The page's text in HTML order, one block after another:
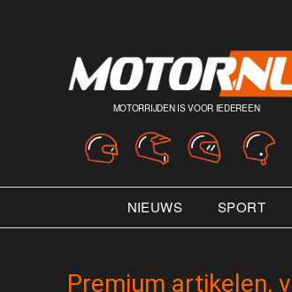
MOTORRIJDEN IS VOOR IEDEREEN
NIEUWS SPORT
Premium artikelen,